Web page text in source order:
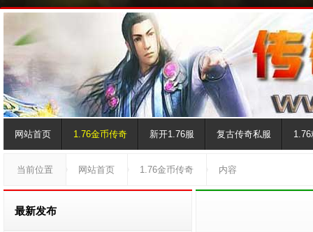
网站首页 1.76金币传奇 新开1.76服 复古传奇私服
当前位置 网站首页 1.76金币传奇 内容
最新发布